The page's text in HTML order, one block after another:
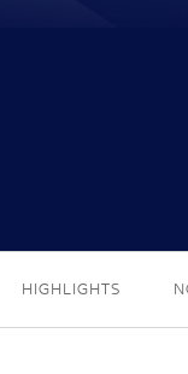
HIGHLIGHTS